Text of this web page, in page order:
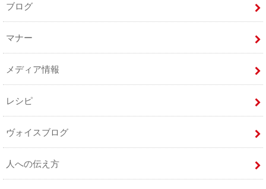
ブログ
マナー
メディア情報
レシピ
ヴォイスブログ
人への伝え方